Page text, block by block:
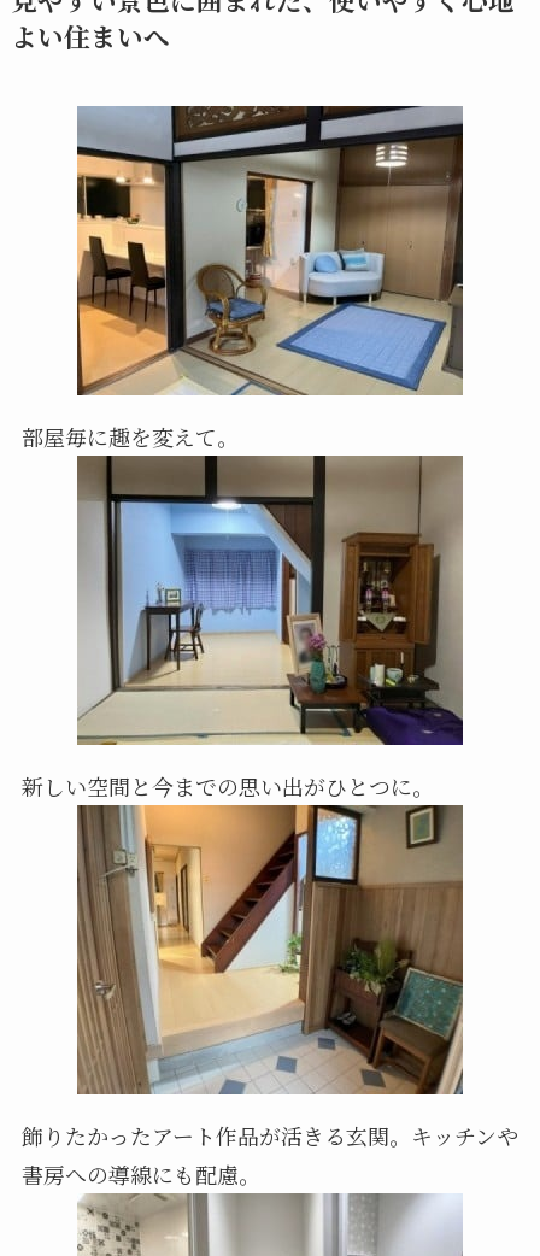
よい住まいへ
部屋毎に趣を変えて。
新しい空間と今までの思い出がひとつに。
飾りたかったアート作品が活きる玄関。キッチンや
書房への導線にも配慮。